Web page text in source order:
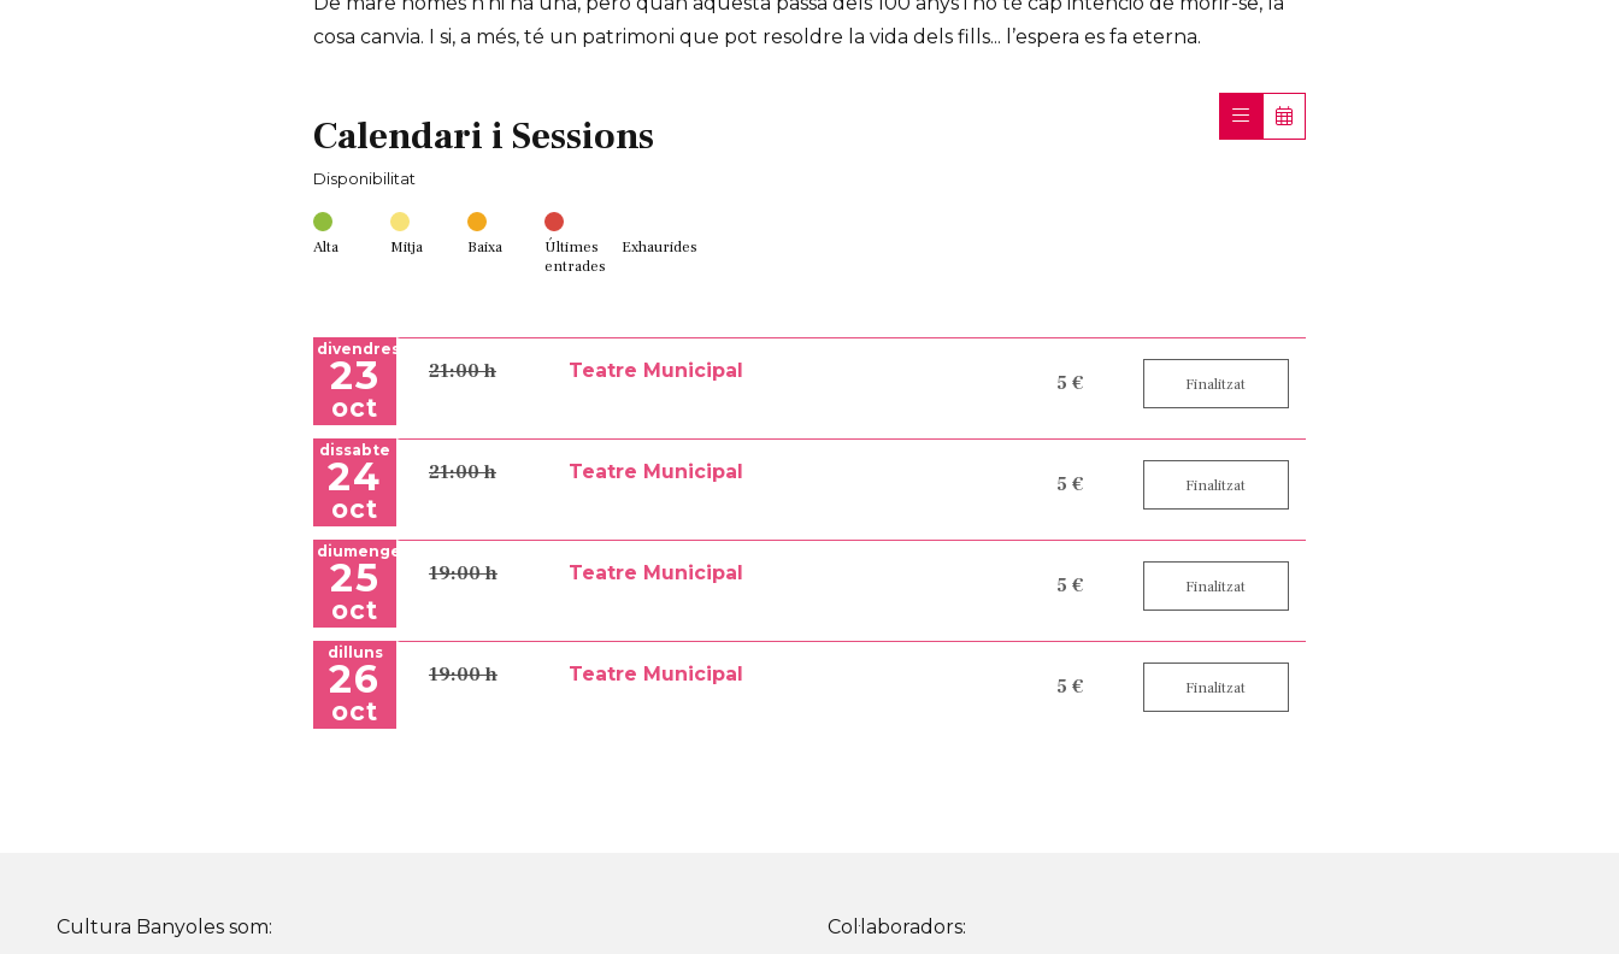
cosa canvia. I si, a més, té un patrimoni que pot resoldre la vida dels fills... l’espera es fa eterna.
Calendari i Sessions
Disponibilitat
Alta Mitja Baixa
Últimes
entrades
Exhaurides
divendres
23
oct
21:00 h Teatre Municipal
5 € Finalitzat
dissabte
24
oct
21:00 h Teatre Municipal
5 € Finalitzat
diumenge
25
oct
19:00 h Teatre Municipal
5 € Finalitzat
dilluns
26
oct
19:00 h Teatre Municipal
5 € Finalitzat
Cultura Banyoles som: Col·laboradors: